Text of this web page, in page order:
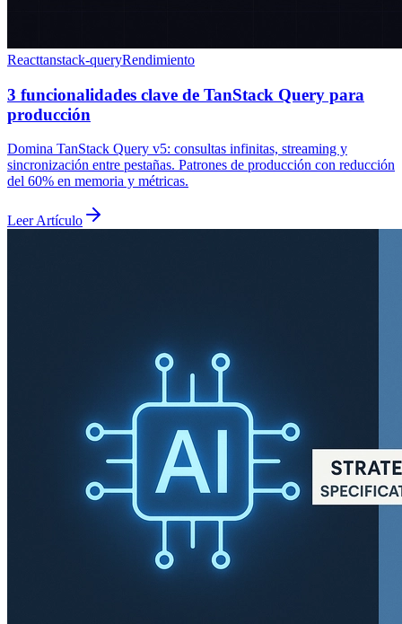
Reacttanstack-queryRendimiento
3 funcionalidades clave de TanStack Query para
producción
Domina TanStack Query v5: consultas infinitas, streaming y
sincronización entre pestañas. Patrones de producción con reducción
del 60% en memoria y métricas.
Leer Artículo